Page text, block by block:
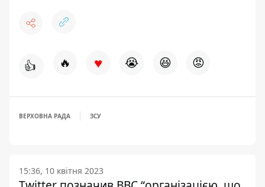
👍 🔥 ♥ 😭 😆 😡
ВЕРХОВНА РАДА ЗСУ
15:36, 10 квітня 2023